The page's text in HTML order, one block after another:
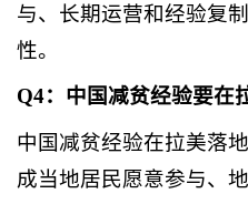
与、长期运营和经验复
性。
Q4：中国减贫经验要在
中国减贫经验在拉美落
成当地居民愿意参与、